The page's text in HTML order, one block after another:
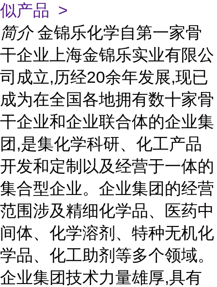
似产品 >
简介 金锦乐化学自第一家骨
干企业上海金锦乐实业有限公
司成立,历经20余年发展,现已
成为在全国各地拥有数十家骨
干企业和企业联合体的企业集
团,是集化学科研、化工产品
开发和定制以及经营于一体的
集合型企业。企业集团的经营
范围涉及精细化学品、医药中
间体、化学溶剂、特种无机化
学品、化工助剂等多个领域。
企业集团技术力量雄厚,具有